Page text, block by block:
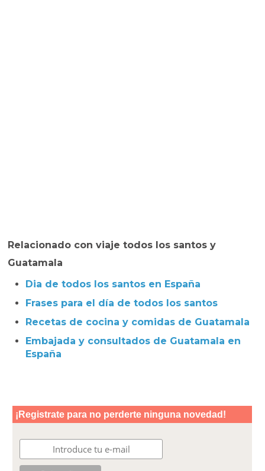
Relacionado con viaje todos los santos y
Guatamala
Dia de todos los santos en España
Frases para el día de todos los santos
Recetas de cocina y comidas de Guatamala
Embajada y consultados de Guatamala en
España